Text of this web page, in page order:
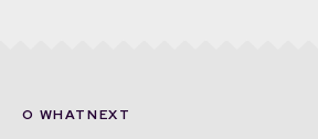
O WHATNEXT